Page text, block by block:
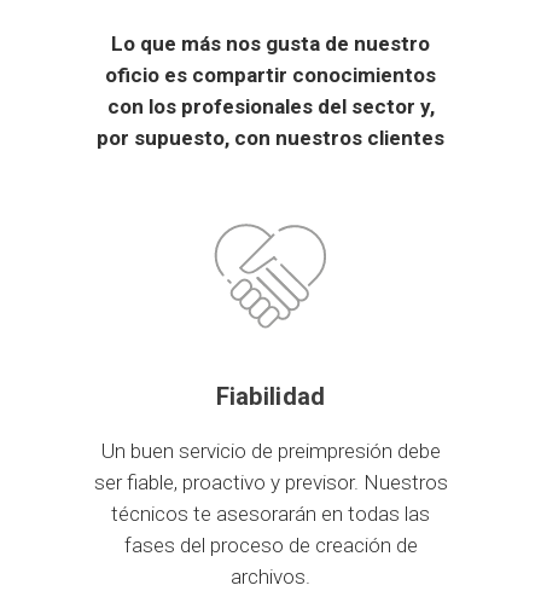
Lo que más nos gusta de nuestro
oficio es compartir conocimientos
con los profesionales del sector y,
por supuesto, con nuestros clientes
Fiabilidad
Un buen servicio de preimpresión debe
ser fiable, proactivo y previsor. Nuestros
técnicos te asesorarán en todas las
fases del proceso de creación de
archivos.